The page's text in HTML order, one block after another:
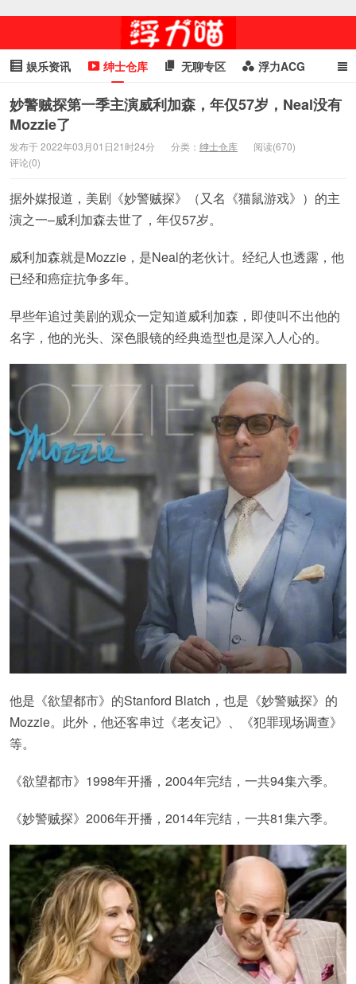
喵星闻
娱乐资讯 绅士仓库 无聊专区 浮力ACG
浮力GIF 明星头条 浮力资讯 头条女神 萌妹专区
cosplay
妙警贼探第一季主演威利加森，年仅57岁，Neal没有
Mozzie了
发布于 2022年03月01日21时24分 分类： 绅士仓库
阅读(670)
评论(0)
据外媒报道，美剧《妙警贼探》（又名《猫鼠游戏》）的主
演之一–威利加森去世了，年仅57岁。
威利加森就是Mozzie，是Neal的老伙计。经纪人也透露，他
已经和癌症抗争多年。
早些年追过美剧的观众一定知道威利加森，即使叫不出他的
名字，他的光头、深色眼镜的经典造型也是深入人心的。
他是《欲望都市》的Stanford Blatch，也是《妙警贼探》的
Mozzie。此外，他还客串过《老友记》、《犯罪现场调查》
等。
《欲望都市》1998年开播，2004年完结，一共94集六季。
《妙警贼探》2006年开播，2014年完结，一共81集六季。